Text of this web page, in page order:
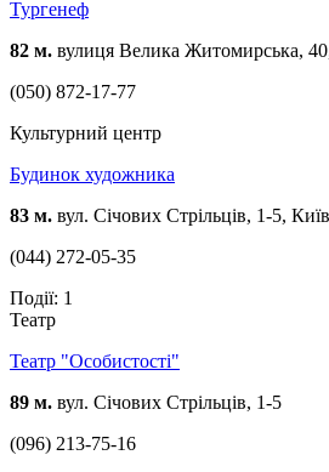
Тургенеф
82 м. вулиця Велика Житомирська,
(050) 872-17-77
Культурний центр
Будинок художника
83 м. вул. Січових Стрільців, 1-5, Київ
(044) 272-05-35
Події: 1
Театр
Театр "Особистості"
89 м. вул. Січових Стрільців, 1-5
(096) 213-75-16